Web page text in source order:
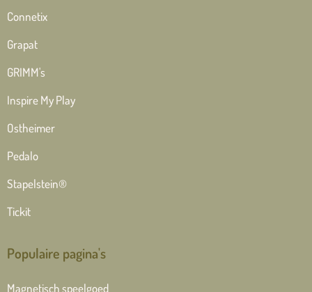
Connetix
Grapat
GRIMM's
Inspire My Play
Ostheimer
Pedalo
Stapelstein®
Tickit
Populaire pagina's
Magnetisch speelgoed